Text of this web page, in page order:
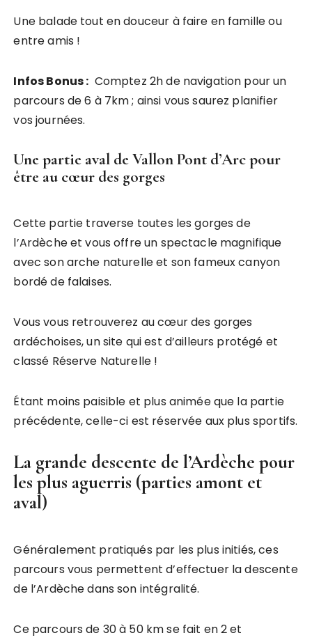
Une balade tout en douceur à faire en famille ou
entre amis !
Infos Bonus : Comptez 2h de navigation pour un
parcours de 6 à 7km ; ainsi vous saurez planifier
vos journées.
Une partie aval de Vallon Pont d’Arc pour
être au cœur des gorges
Cette partie traverse toutes les gorges de
l’Ardèche et vous offre un spectacle magnifique
avec son arche naturelle et son fameux canyon
bordé de falaises.
Vous vous retrouverez au cœur des gorges
ardéchoises, un site qui est d’ailleurs protégé et
classé Réserve Naturelle !
Étant moins paisible et plus animée que la partie
précédente, celle-ci est réservée aux plus sportifs.
La grande descente de l’Ardèche pour
les plus aguerris (parties amont et
aval)
Généralement pratiqués par les plus initiés, ces
parcours vous permettent d’effectuer la descente
de l’Ardèche dans son intégralité.
Ce parcours de 30 à 50 km se fait en 2 et